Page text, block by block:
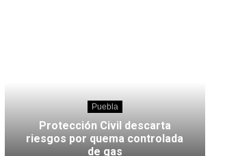
Puebla
Protección Civil descarta
riesgos por quema controlada
de gas